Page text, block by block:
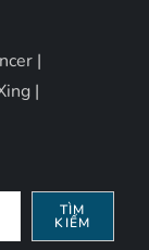
|
|
TÌM
KIẾM